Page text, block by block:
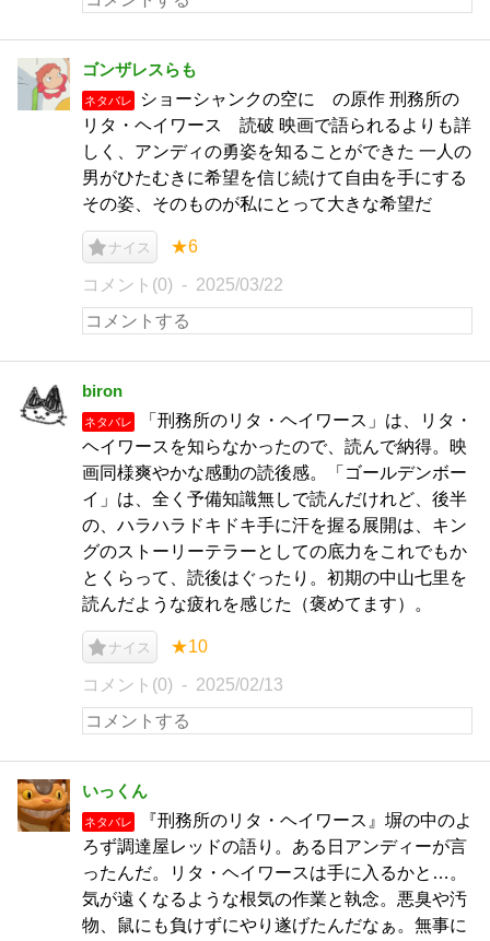
ゴンザレスらも
ネタバレ
ショーシャンクの空に の原作 刑務所の
リタ・ヘイワース 読破 映画で語られるよりも詳
しく、アンディの勇姿を知ることができた 一人の
男がひたむきに希望を信じ続けて自由を手にする
その姿、そのものが私にとって大きな希望だ
ナイス ★6
コメント(0) 2025/03/22
biron
ネタバレ
「刑務所のリタ・ヘイワース」は、リタ・
ヘイワースを知らなかったので、読んで納得。映
画同様爽やかな感動の読後感。「ゴールデンボー
イ」は、全く予備知識無しで読んだけれど、後半
の、ハラハラドキドキ手に汗を握る展開は、キン
グのストーリーテラーとしての底力をこれでもか
とくらって、読後はぐったり。初期の中山七里を
読んだような疲れを感じた（褒めてます）。
ナイス ★10
コメント(0) 2025/02/13
いっくん
ネタバレ
『刑務所のリタ・ヘイワース』塀の中のよ
ろず調達屋レッドの語り。ある日アンディーが言
ったんだ。リタ・ヘイワースは手に入るかと…。
気が遠くなるような根気の作業と執念。悪臭や汚
物、鼠にも負けずにやり遂げたんだなぁ。無事に